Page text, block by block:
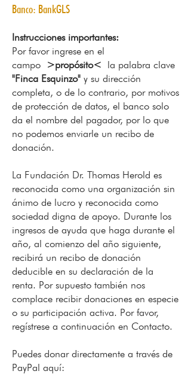
Banco: BankGLS
Instrucciones importantes:
Por favor ingrese en el
campo >propósito< la palabra clave
"Finca Esquinzo" y su dirección
completa, o de lo contrario, por motivos
de protección de datos, el banco solo
da el nombre del pagador, por lo que
no podemos enviarle un recibo de
donación.
La Fundación Dr. Thomas Herold es
reconocida como una organización sin
ánimo de lucro y reconocida como
sociedad digna de apoyo. Durante los
ingresos de ayuda que haga durante el
año, al comienzo del año siguiente,
recibirá un recibo de donación
deducible en su declaración de la
renta. Por supuesto también nos
complace recibir donaciones en especie
o su participación activa. Por favor,
regístrese a continuación en Contacto.
Puedes donar directamente a través de
PayPal aquí: